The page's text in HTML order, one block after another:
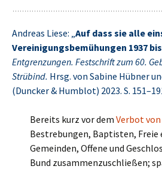
Andreas Liese: „Auf dass sie alle
Vereinigungsbemühungen 1937 bis
Entgrenzungen. Festschrift zum 60.
Strübind. Hrsg. von Sabine Hübner
(Duncker & Humblot) 2023. S.
Bereits kurz vor dem Verbot von
Bestrebungen, Baptisten, Freie
Gemeinden, Offene und
Bund zusammenzuschließen;